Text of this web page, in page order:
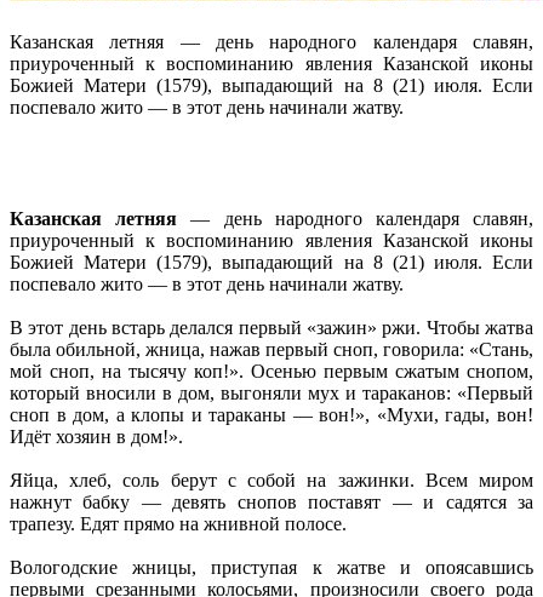
Казанская летняя — день народного календаря славян,
приуроченный к воспоминанию явления Казанской иконы
Божией Матери (1579), выпадающий на 8 (21) июля. Если
поспевало жито — в этот день начинали жатву.
Казанская летняя — день народного календаря славян,
приуроченный к воспоминанию явления Казанской иконы
Божией Матери (1579), выпадающий на 8 (21) июля. Если
поспевало жито — в этот день начинали жатву.
В этот день встарь делался первый «зажин» ржи. Чтобы жатва
была обильной, жница, нажав первый сноп, говорила: «Стань,
мой сноп, на тысячу коп!». Осенью первым сжатым снопом,
который вносили в дом, выгоняли мух и тараканов: «Первый
сноп в дом, а клопы и тараканы — вон!», «Мухи, гады, вон!
Идёт хозяин в дом!».
Яйца, хлеб, соль берут с собой на зажинки. Всем миром
нажнут бабку — девять снопов поставят — и садятся за
трапезу. Едят прямо на жнивной полосе.
Вологодские жницы, приступая к жатве и опоясавшись
первыми срезанными колосьями, произносили своего рода